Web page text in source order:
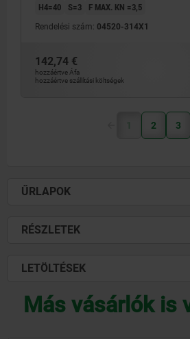
H4=40
S=3 F MAX. KN =3,5
Rendelési szám: 04520-314X1
142,74 €
hozzáértve Áfa
hozzáértve szállítási költségek
1 2 3
ŰRLAPOK
RÉSZLETEK
LETÖLTÉSEK
Más vásárlók is